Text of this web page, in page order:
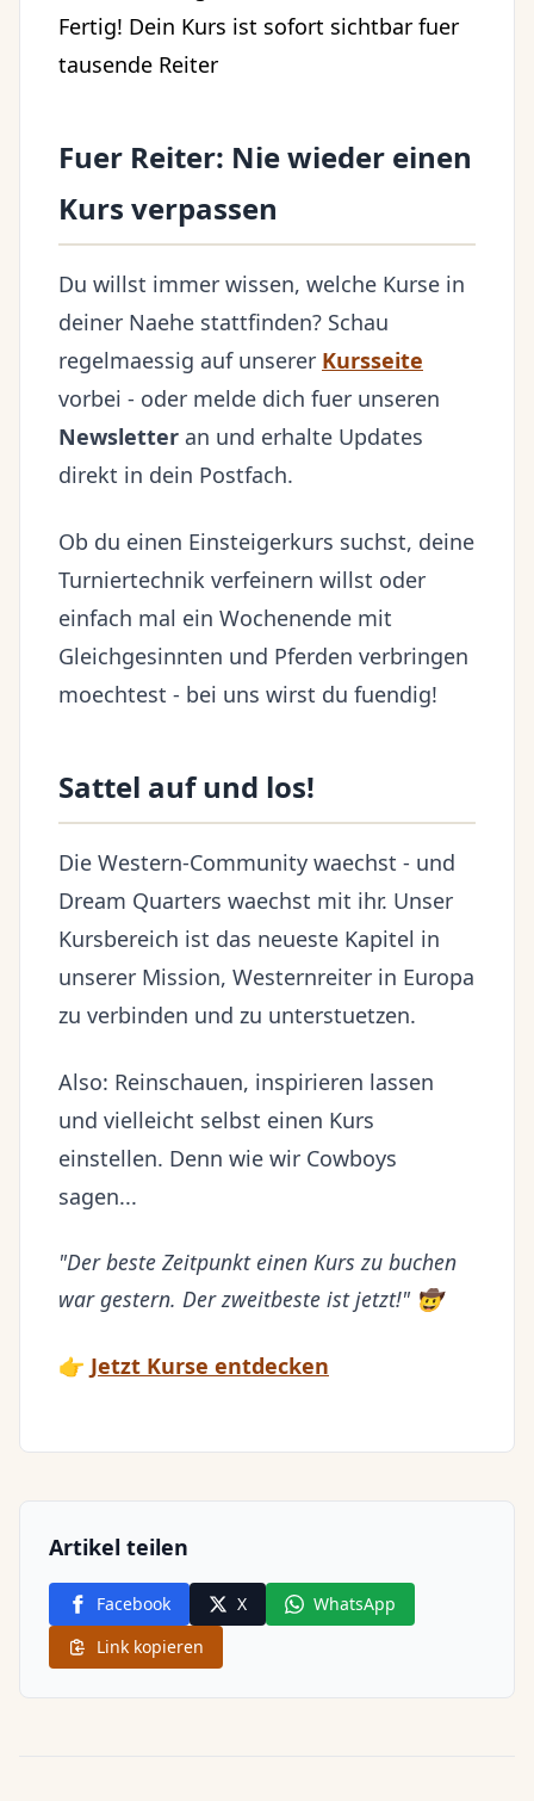
Fertig! Dein Kurs ist sofort sichtbar fuer
tausende Reiter
Fuer Reiter: Nie wieder einen
Kurs verpassen
Du willst immer wissen, welche Kurse in
deiner Naehe stattfinden? Schau
regelmaessig auf unserer Kursseite
vorbei - oder melde dich fuer unseren
Newsletter an und erhalte Updates
direkt in dein Postfach.
Ob du einen Einsteigerkurs suchst, deine
Turniertechnik verfeinern willst oder
einfach mal ein Wochenende mit
Gleichgesinnten und Pferden verbringen
moechtest - bei uns wirst du fuendig!
Sattel auf und los!
Die Western-Community waechst - und
Dream Quarters waechst mit ihr. Unser
Kursbereich ist das neueste Kapitel in
unserer Mission, Westernreiter in Europa
zu verbinden und zu unterstuetzen.
Also: Reinschauen, inspirieren lassen
und vielleicht selbst einen Kurs
einstellen. Denn wie wir Cowboys
sagen...
"Der beste Zeitpunkt einen Kurs zu buchen
war gestern. Der zweitbeste ist jetzt!" 🤠
👉 Jetzt Kurse entdecken
Artikel teilen
Facebook X
WhatsApp
Link kopieren